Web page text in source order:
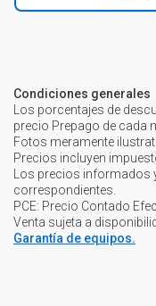
Condiciones generales
Los porcentajes de
precio Prepago de cada
Fotos meramente
Precios incluyen
Los precios informados
correspondientes.
PCE: Precio Contado
Venta sujeta a
Garantía de equipos.